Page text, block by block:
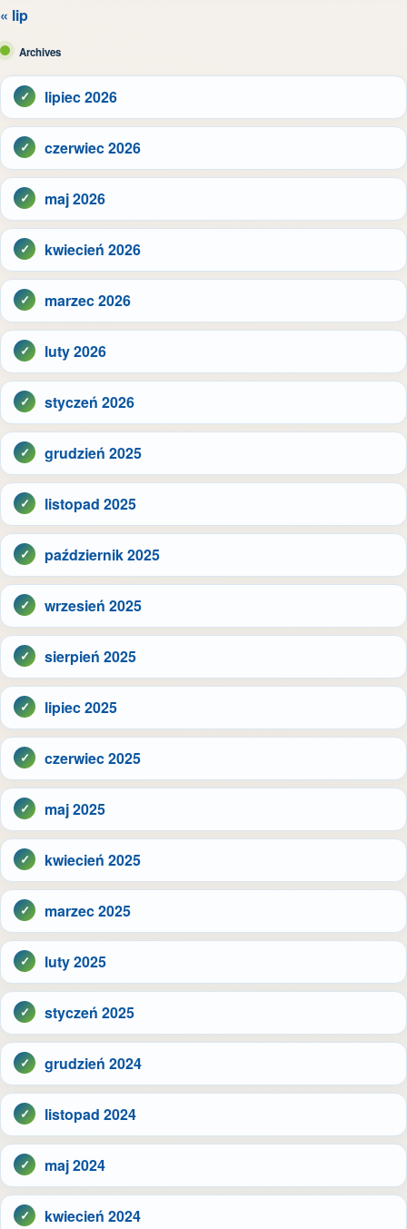
« lip
Archives
lipiec 2026
czerwiec 2026
maj 2026
kwiecień 2026
marzec 2026
luty 2026
styczeń 2026
grudzień 2025
listopad 2025
październik 2025
wrzesień 2025
sierpień 2025
lipiec 2025
czerwiec 2025
maj 2025
kwiecień 2025
marzec 2025
luty 2025
styczeń 2025
grudzień 2024
listopad 2024
maj 2024
kwiecień 2024